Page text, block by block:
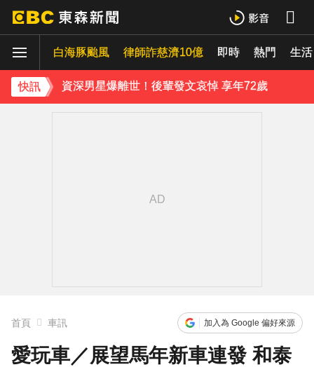
白海豚颱風 律師詐慈濟10億 即時 熱門 生活
快訊
Ozone林佳辰大跳女團舞變「佳美」 舞台獻香吻全場暴動了
資深男星爆離世！後輩發文哀悼 享年72歲
首頁 車訊 加入為 Google 偏好來源
愛玩車／展望馬年新車連發 和泰